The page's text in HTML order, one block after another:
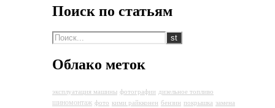
Поиск по статьям
Облако меток
эксплуатация машины фотографии дизельное топливо
шиномонтаж фото кими райкконен бензин покрышка замена